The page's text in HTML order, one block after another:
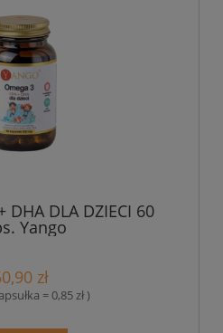
DHA DLA DZIECI 60
Yango
zł
= 0,85 zł )